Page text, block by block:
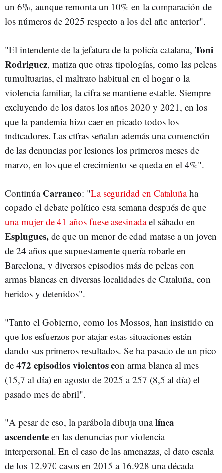
un 6%, aunque remonta un 10% en la comparación de
los números de 2025 respecto a los del año anterior".
"El intendente de la jefatura de la policía catalana, Toni
Rodriguez, matiza que otras tipologías, como las peleas
tumultuarias, el maltrato habitual en el hogar o la
violencia familiar, la cifra se mantiene estable. Siempre
excluyendo de los datos los años 2020 y 2021, en los
que la pandemia hizo caer en picado todos los
indicadores. Las cifras señalan además una contención
de las denuncias por lesiones los primeros meses de
marzo, en los que el crecimiento se queda en el 4%".
Continúa Carranco: "La seguridad en Cataluñaha
copado el debate político esta semana después de que
una mujer de 41 años fuese asesinadael sábado en
Esplugues, de que un menor de edad matase a un joven
de 24 años que supuestamente quería robarle en
Barcelona, y diversos episodios más de peleas con
armas blancas en diversas localidades de Cataluña, con
heridos y detenidos".
"Tanto el Gobierno, como los Mossos, han insistido en
que los esfuerzos por atajar estas situaciones están
dando sus primeros resultados. Se ha pasado de un pico
de 472 episodios violentos con arma blanca al mes
(15,7 al día) en agosto de 2025 a 257 (8,5 al día) el
pasado mes de abril".
"A pesar de eso, la parábola dibuja unalínea
ascendente en las denuncias por violencia
interpersonal. En el caso de las amenazas, el dato escala
de los 12.970 casos en 2015 a 16.928 una década